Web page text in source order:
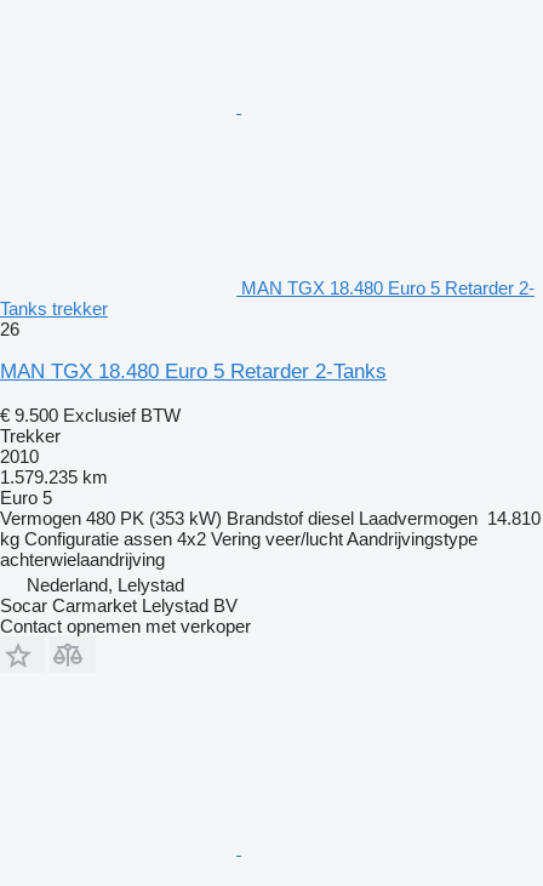
MAN TGX 18.480 Euro 5 Retarder 2-
Tanks trekker
26
MAN TGX 18.480 Euro 5 Retarder 2-Tanks
€ 9.500 Exclusief BTW
Trekker
2010
1.579.235 km
Euro 5
Vermogen 480 PK (353 kW) Brandstof diesel Laadvermogen 14.810
kg Configuratie assen 4x2 Vering veer/luchtAandrijvingstype
achterwielaandrijving
Nederland, Lelystad
Socar Carmarket Lelystad BV
Contact opnemen met verkoper